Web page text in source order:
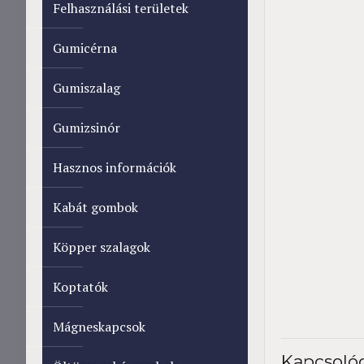
Felhasználási területek
Gumicérna
Gumiszalag
Gumizsinór
Hasznos információk
Kabát gombok
Köpper szalagok
Koptatók
Mágneskapcsok